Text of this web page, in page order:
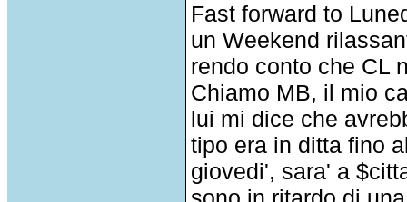
Fast forward to
un Weekend
rendo conto che CL
Chiamo MB, il mio
lui mi dice che
tipo era in ditta fino
giovedi', sara' a